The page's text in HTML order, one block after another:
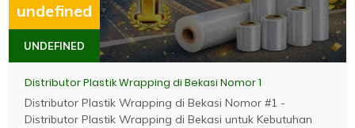
undefined
UNDEFINED
Distributor Plastik Wrapping di Bekasi Nomor 1
Distributor Plastik Wrapping di Bekasi Nomor #1 -
Distributor Plastik Wrapping di Bekasi untuk Kebutuhan